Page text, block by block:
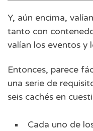
Y, aún encima,
tanto con
valían los eventos y
Entonces, parece
una serie de
seis cachés en
Cada uno de